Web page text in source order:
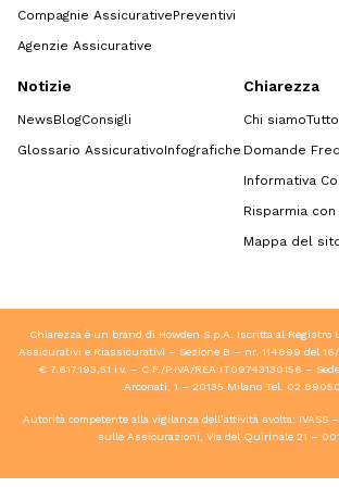
Compagnie AssicurativePreventivi
Agenzie Assicurative
Notizie
NewsBlogConsigli
Glossario AssicurativoInfografiche
Chiarezza
Chi siamo
Domande
Informativa
Risparmia con
Mappa del
Chiarezza è un brand di Howden S.p.A. Iscritta al Registro
Assicurativi e Riassicurativi – Sezione B – nr. 114899 del
€ 7.617.193,51 i.v. – C.F./P.IVA/REA IT09743130156 –
Arconati, 1 – 20135 Milano Tel. 02
Autorità competente alla vigilanza dell’attività svolta: IVASS
sulle Assicurazioni, Via del Quirinale 21 –